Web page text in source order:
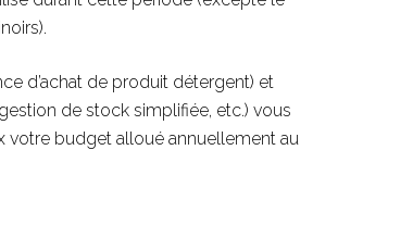
d’achat de produit détergent) et
de stock simplifiée, etc.) vous
votre budget alloué annuellement au